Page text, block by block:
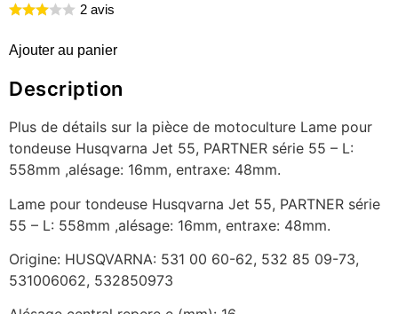
2 avis
Ajouter au panier
Description
Plus de détails sur la pièce de motoculture Lame pour
tondeuse Husqvarna Jet 55, PARTNER série 55 – L:
558mm ,alésage: 16mm, entraxe: 48mm.
Lame pour tondeuse Husqvarna Jet 55, PARTNER série
55 – L: 558mm ,alésage: 16mm, entraxe: 48mm.
Origine: HUSQVARNA: 531 00 60-62, 532 85 09-73,
531006062, 532850973